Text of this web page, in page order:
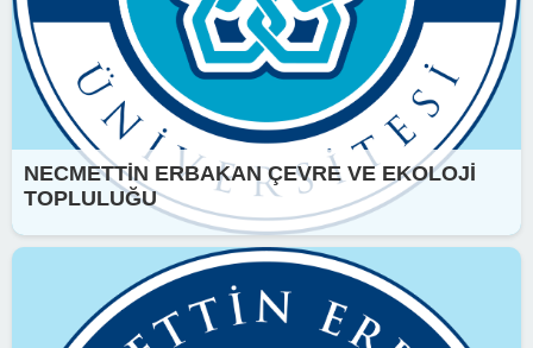
NECMETTİN ERBAKAN ÇEVRE VE EKOLOJİ
TOPLULUĞU